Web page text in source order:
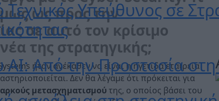
Υπεύθυνος σε
Από την Προστασία στη
ως προς την
σε αυτό τον κρίσιμο
της στρατηγικής;
ήταν ανέκαθεν να είναι η ηγέτιδα εταιρεία
Δεν θα λέγαμε ότι πρόκειται για
μετασχηματισμούτης, ο οποίος βάσει του